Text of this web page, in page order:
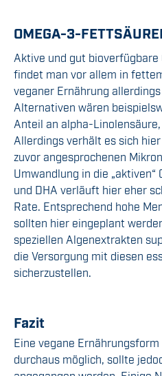
OMEGA-3-
Aktive und gut
findet man vor allem in
veganer Ernährung
Alternativen wären
Anteil an alpha-
Allerdings verhält es sich
zuvor angesprochenen
Umwandlung in die
und DHA verläuft hier eher
Rate. Entsprechend hohe
sollten hier eingeplant
speziellen Algenextrakten
die Versorgung mit diesen
sicherzustellen.
Fazit
Eine vegane
durchaus möglich, sollte